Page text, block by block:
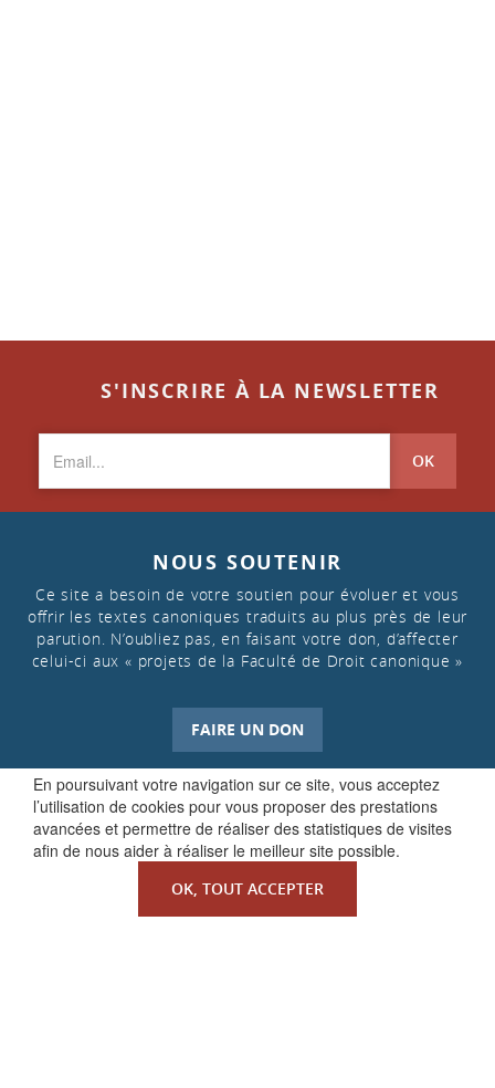
En poursuivant votre navigation sur ce site, vous acceptez
l’utilisation de cookies pour vous proposer des prestations
avancées et permettre de réaliser des statistiques de visites
afin de nous aider à réaliser le meilleur site possible.
OK, TOUT ACCEPTER
S'INSCRIRE À LA NEWSLETTER
OK
NOUS SOUTENIR
Ce site a besoin de votre soutien pour évoluer et vous
offrir les textes canoniques traduits au plus près de leur
parution. N’oubliez pas, en faisant votre don, d’affecter
celui-ci aux « projets de la Faculté de Droit canonique »
FAIRE UN DON